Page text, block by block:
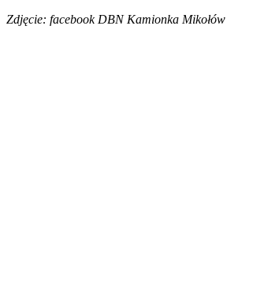
Zdjęcie: facebook DBN Kamionka Mikołów